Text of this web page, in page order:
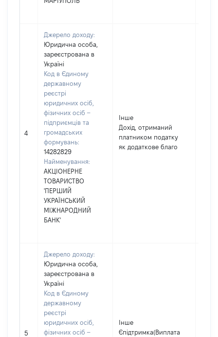
4
Джерело доходу:
Юридична особа,
зареєстрована в
Україні
Код в Єдиному
державному
реєстрі
юридичних осіб,
фізичних осіб –
підприємців та
громадських
формувань:
14282829
Найменування:
АКЦІОНЕРНЕ
ТОВАРИСТВО
'ПЕРШИЙ
УКРАЇНСЬКИЙ
МІЖНАРОДНИЙ
БАНК'
Інше
Дохід, отриманий
платником податку
як додаткове благо
5
Джерело доходу:
Юридична особа,
зареєстрована в
Україні
Код в Єдиному
державному
реєстрі
юридичних осіб,
фізичних осіб –
Інше
Єпідтримка(Виплата